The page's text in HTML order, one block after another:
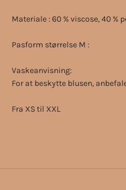
Materiale : 60 % viscose, 40 %
Pasform størrelse M :
Vaskeanvisning:
For at beskytte blusen,
Fra XS til XXL